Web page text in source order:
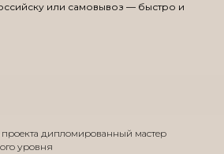
или самовывоз — быстро и
проекта дипломированный мастер
уровня